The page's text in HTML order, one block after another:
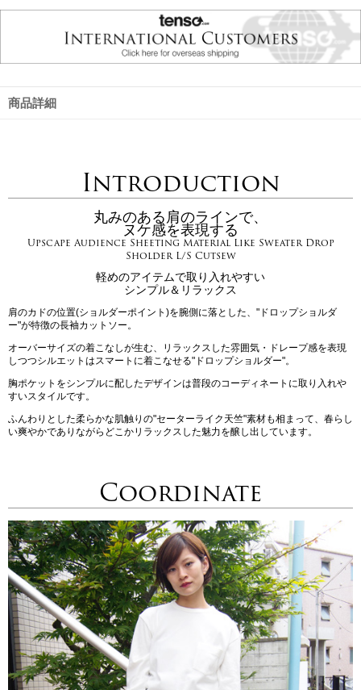
商品詳細
Introduction
丸みのある肩のラインで、
ヌケ感を表現する
Upscape Audience Sheeting Material Like Sweater Drop
Sholder L/S Cutsew
軽めのアイテムで取り入れやすい
シンプル＆リラックス
肩のカドの位置(ショルダーポイント)を腕側に落とした、"ドロップショルダ
ー"が特徴の長袖カットソー。
オーバーサイズの着こなしが生む、リラックスした雰囲気・ドレープ感を表現
しつつシルエットはスマートに着こなせる"ドロップショルダー"。
胸ポケットをシンプルに配したデザインは普段のコーディネートに取り入れや
すいスタイルです。
ふんわりとした柔らかな肌触りの"セーターライク天竺"素材も相まって、春らし
い爽やかでありながらどこかリラックスした魅力を醸し出しています。
Coordinate